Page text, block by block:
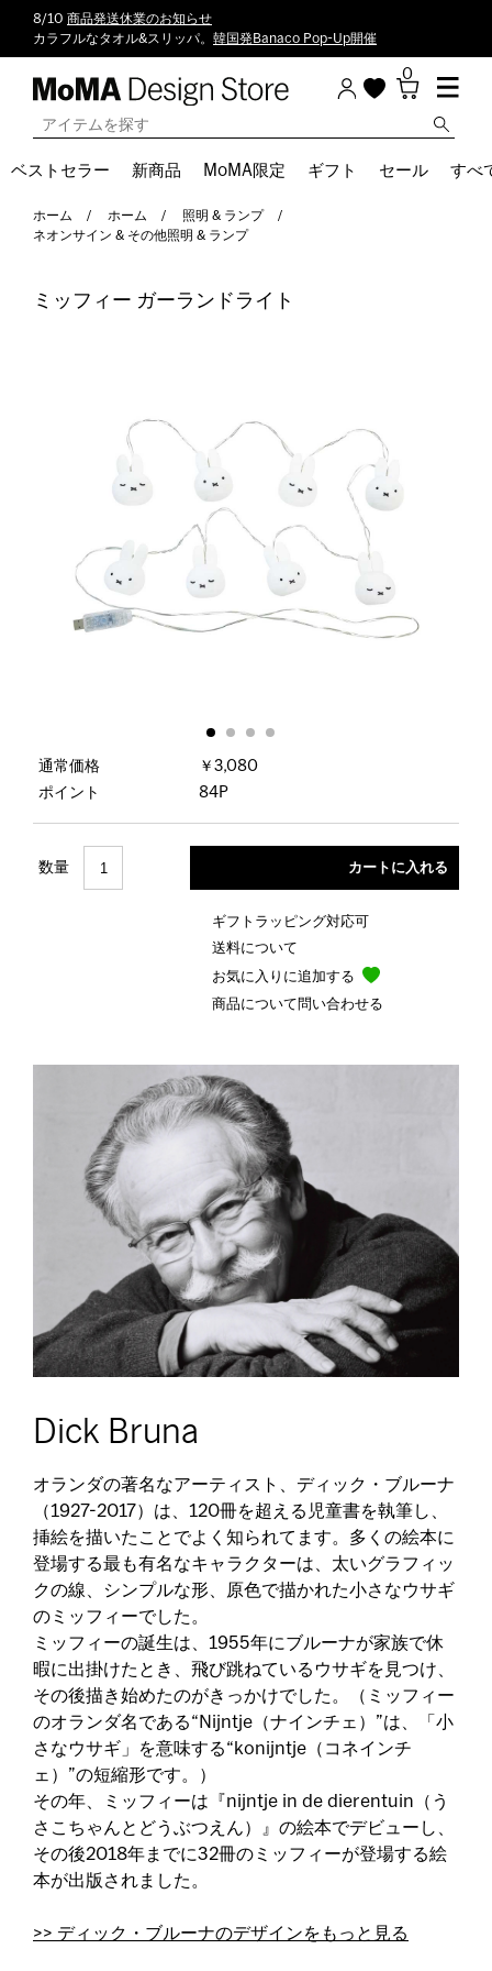
8/10 商品発送休業のお知らせ
カラフルなタオル&スリッパ。 韓国発Banaco Pop-Up開催
0
ベストセラー 新商品 MoMA限定 ギフト セール すべ
ホーム ホーム
照明 & ランプ
ネオンサイン & その他照明 & ランプ
ミッフィー ガーランドライト
通常価格
￥3,080
ポイント
84P
数量
ギフトラッピング対応可
送料について
お気に入りに追加する
商品について問い合わせる
Dick Bruna
オランダの著名なアーティスト、ディック・ブルーナ
（1927-2017）は、120冊を超える児童書を執筆し、
挿絵を描いたことでよく知られてます。多くの絵本に
登場する最も有名なキャラクターは、太いグラフィッ
クの線、シンプルな形、原色で描かれた小さなウサギ
のミッフィーでした。
ミッフィーの誕生は、1955年にブルーナが家族で休
暇に出掛けたとき、飛び跳ねているウサギを見つけ、
その後描き始めたのがきっかけでした。（ミッフィー
のオランダ名である“Nijntje（ナインチェ）”は、「小
さなウサギ」を意味する“konijntje（コネインチ
ェ）”の短縮形です。）
その年、ミッフィーは『nijntje in de dierentuin（う
さこちゃんとどうぶつえん）』の絵本でデビューし、
その後2018年までに32冊のミッフィーが登場する絵
本が出版されました。
>> ディック・ブルーナのデザインをもっと見る